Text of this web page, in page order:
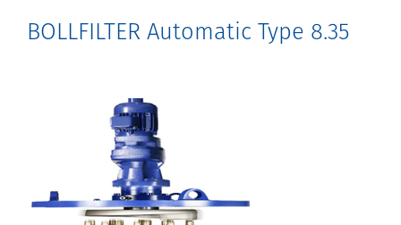
BOLLFILTER Automatic Type 8.35